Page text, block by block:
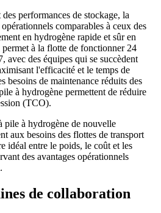
performances de stockage, la
comparables à ceux des
en hydrogène rapide et sûr en
à la flotte de fonctionner 24
avec des équipes qui se succèdent
l'efficacité et le temps de
besoins de maintenance réduits des
à hydrogène permettent de réduire
(TCO).
pile à hydrogène de nouvelle
aux besoins des flottes de transport
idéal entre le poids, le coût et les
des avantages opérationnels
de collaboration